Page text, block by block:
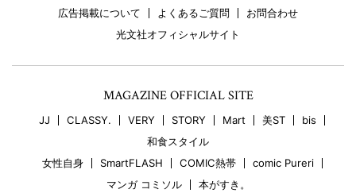
広告掲載について
よくあるご質問
お問合わせ
光文社オフィシャルサイト
MAGAZINE OFFICIAL SITE
JJ CLASSY. VERY STORY Mart 美ST
bis
和食スタイル
女性自身
SmartFLASH COMIC熱帯
comic Pureri
マンガ コミソル
本がすき。